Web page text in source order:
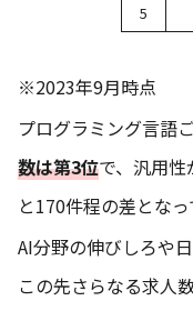
5
※2023年9月時点
プログラミング言語
数は第3位で、汎用
と170件程の差となっ
AI分野の伸びしろや
この先さらなる求人